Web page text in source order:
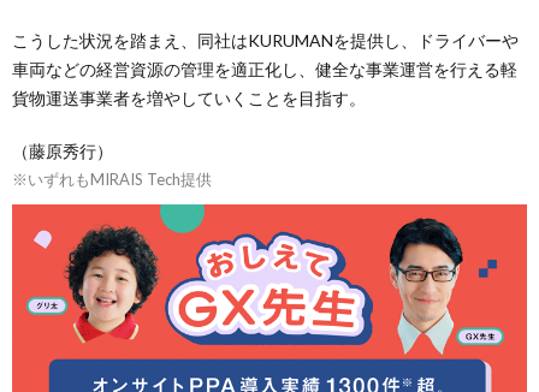
こうした状況を踏まえ、同社はKURUMANを提供し、ドライバーや
車両などの経営資源の管理を適正化し、健全な事業運営を行える軽
貨物運送事業者を増やしていくことを目指す。
（藤原秀行）
※いずれもMIRAIS Tech提供